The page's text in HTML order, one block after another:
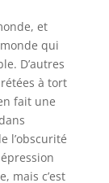
et
qui
D’autres
à tort
fait une
l’obscurité
mais c’est